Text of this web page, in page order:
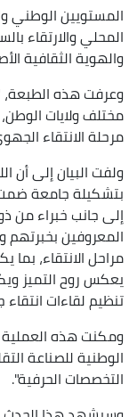
المستويين الوطني
المحلي والارتقاء
والهوية الثقافية
مرحلة الانتقاء الجهوي 303 حرفيين بـ 353 منتوجا".
ولفت البيان إلى أن
بتشكيلة جامعة ضمت
إلى جانب خبراء من
المعروفين بخبرتهم
مراحل الانتقاء، بما
يعكس روح التميز
تنظيم لقاءات انتقاء
التخصصات الحرفية".